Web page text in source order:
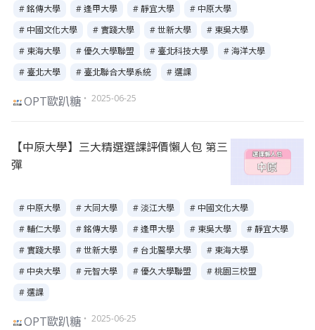
# 銘傳大學
# 逢甲大學 # 靜宜大學
# 中原大學
# 中國文化大學
# 實踐大學 # 世新大學
# 東吳大學
# 東海大學
# 優久大學聯盟 # 臺北科技大學
# 海洋大學
# 臺北大學
# 臺北聯合大學系統 # 選課
OPT歐趴糖 ・ 2025-06-25
【中原大學】三大精選選課評價懶人包 第三
彈
# 中原大學 # 大同大學 # 淡江大學
# 中國文化大學
# 輔仁大學
# 銘傳大學 # 逢甲大學 # 東吳大學
# 靜宜大學
# 實踐大學
# 世新大學 # 台北醫學大學
# 東海大學
# 中央大學
# 元智大學 # 優久大學聯盟
# 桃園三校盟
# 選課
OPT歐趴糖 ・ 2025-06-25